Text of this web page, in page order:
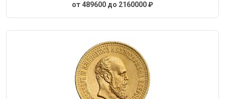
от 489600 до 2160000 ₽